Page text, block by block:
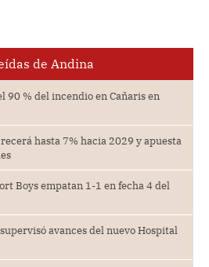
de Andina
90 % del incendio en Cañaris en
hasta 7% hacia 2029 y apuesta
Boys empatan 1-1 en fecha 4 del
avances del nuevo Hospital